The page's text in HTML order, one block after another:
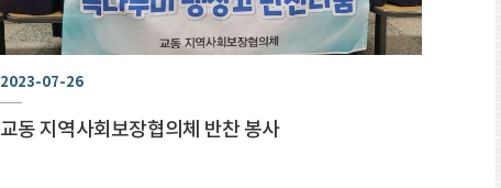
2023-07-26
교동 지역사회보장협의체 반찬 봉사